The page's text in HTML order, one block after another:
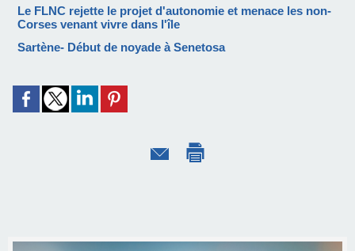
Le FLNC rejette le projet d'autonomie et menace les non-
Corses venant vivre dans l'île
Sartène- Début de noyade à Senetosa